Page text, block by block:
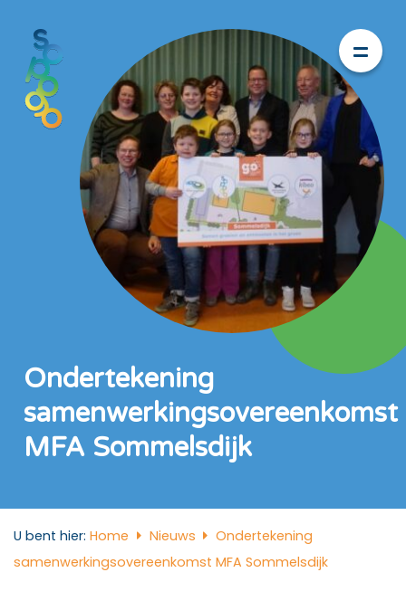
Ondertekening
samenwerkingsovereenkomst
MFA Sommelsdijk
U bent hier: Home Nieuws
Ondertekening
samenwerkingsovereenkomst MFA Sommelsdijk